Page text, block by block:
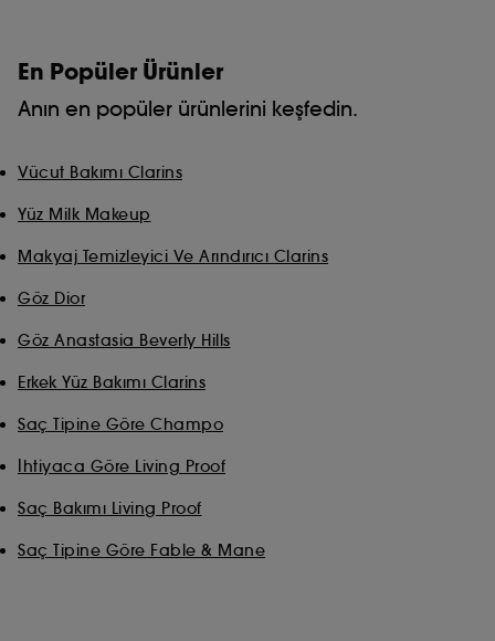
En Popüler Ürünler
Anın en popüler ürünlerini keşfedin.
Vücut Bakımı Clarins
Yüz Milk Makeup
Makyaj Temizleyici Ve Arındırıcı Clarins
Göz Dior
Göz Anastasia Beverly Hills
Erkek Yüz Bakımı Clarins
Saç Tipine Göre Champo
İhtiyaca Göre Living Proof
Saç Bakımı Living Proof
Saç Tipine Göre Fable & Mane